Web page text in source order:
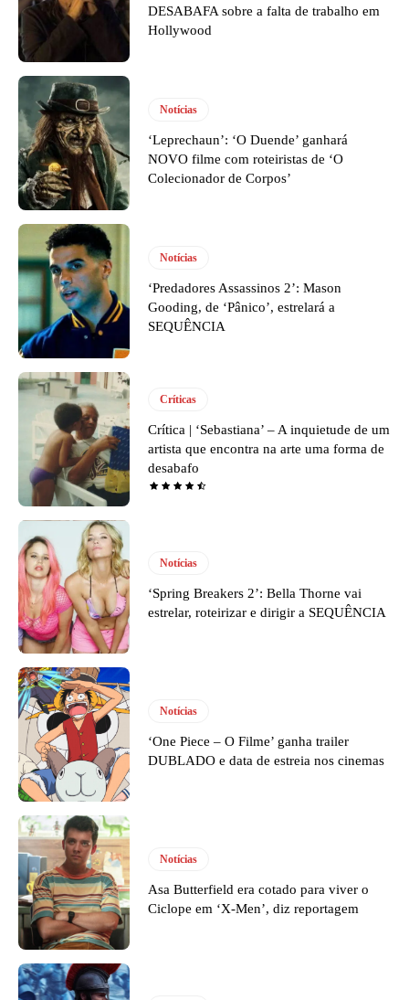
DESABAFA sobre a falta de trabalho em
Hollywood
Notícias
‘Leprechaun’: ‘O Duende’ ganhará
NOVO filme com roteiristas de ‘O
Colecionador de Corpos’
Notícias
‘Predadores Assassinos 2’: Mason
Gooding, de ‘Pânico’, estrelará a
SEQUÊNCIA
Críticas
Crítica | ‘Sebastiana’ – A inquietude de um
artista que encontra na arte uma forma de
desabafo
Notícias
‘Spring Breakers 2’: Bella Thorne vai
estrelar, roteirizar e dirigir a SEQUÊNCIA
Notícias
‘One Piece – O Filme’ ganha trailer
DUBLADO e data de estreia nos cinemas
Notícias
Asa Butterfield era cotado para viver o
Ciclope em ‘X-Men’, diz reportagem